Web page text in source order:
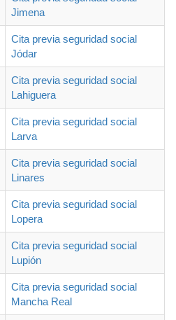
Jimena
Cita previa seguridad social
Jódar
Cita previa seguridad social
Lahiguera
Cita previa seguridad social
Larva
Cita previa seguridad social
Linares
Cita previa seguridad social
Lopera
Cita previa seguridad social
Lupión
Cita previa seguridad social
Mancha Real